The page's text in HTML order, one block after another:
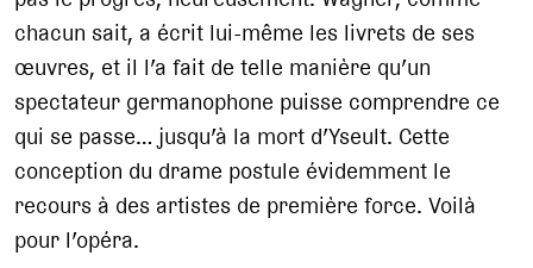
chacun sait, a écrit lui-même les livrets de ses
œuvres, et il l’a fait de telle manière qu’un
spectateur germanophone puisse comprendre ce
qui se passe… jusqu’à la mort d’Yseult. Cette
conception du drame postule évidemment le
recours à des artistes de première force. Voilà
pour l’opéra.